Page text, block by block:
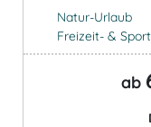
Natur-Urlaub
Freizeit- & Sport
ab